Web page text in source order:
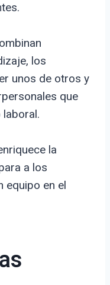
los
unos de otros y
que
laboral.
la
a los
equipo en el